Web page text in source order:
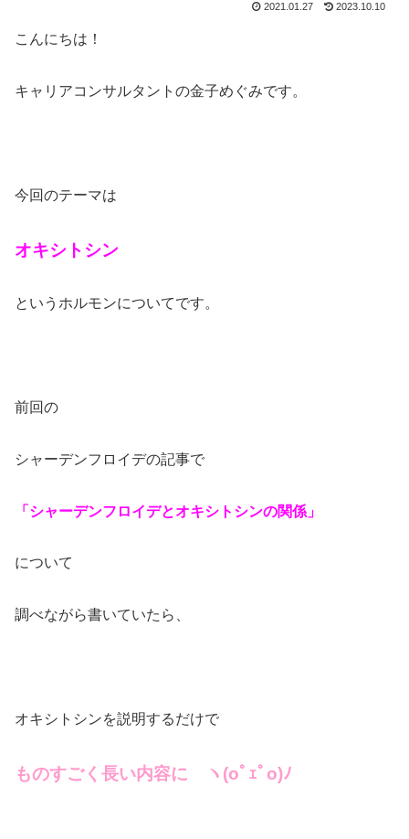
2021.01.27 2023.10.10
こんにちは！
キャリアコンサルタントの金子めぐみです。
今回のテーマは
オキシトシン
というホルモンについてです。
前回の
シャーデンフロイデの記事で
「シャーデンフロイデとオキシトシンの関係」
について
調べながら書いていたら、
オキシトシンを説明するだけで
ものすごく長い内容に ヽ(oﾟｪﾟo)ﾉ